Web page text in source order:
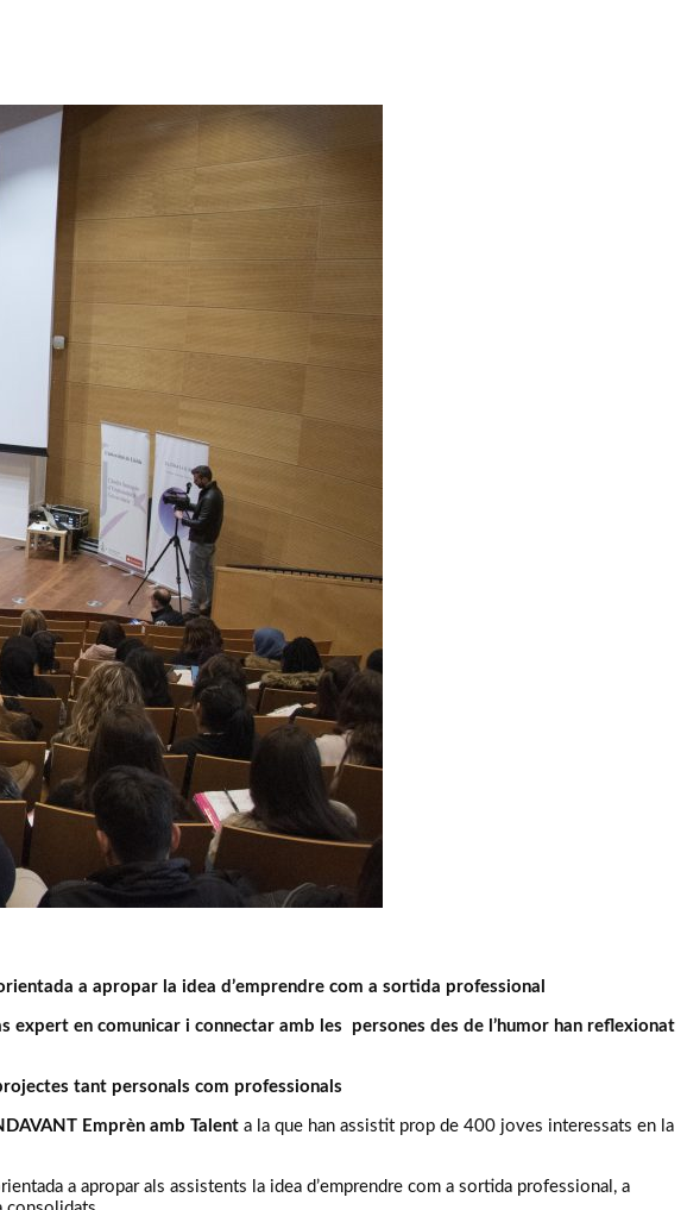
a apropar la idea d’emprendre com a sortida professional
en comunicar i connectar amb les persones des de l’humor han reflexionat
tant personals com professionals
Emprèn amb Talent a la que han assistit prop de 400 joves interessats en la
a apropar als assistents la idea d’emprendre com a sortida professional, a